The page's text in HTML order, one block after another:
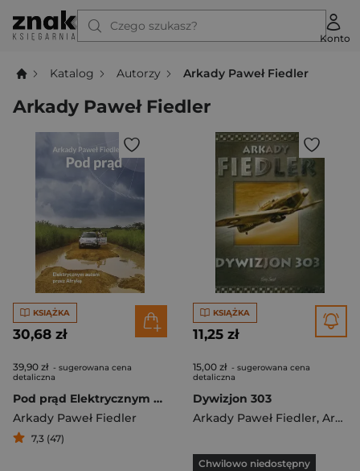
Czego szukasz?
Konto
Katalog Autorzy Arkady Paweł Fiedler
Arkady Paweł Fiedler
KSIĄŻKA
30,68 zł
39,90 zł - sugerowana cena
detaliczna
Pod prąd Elektrycznym autem przez Afrykę
Arkady Paweł Fiedler
7,3 (47)
KSIĄŻKA
11,25 zł
15,00 zł - sugerowana cena
detaliczna
Dywizjon 303
Arkady Paweł Fiedler, Arkady Fiedler
Chwilowo niedostępny